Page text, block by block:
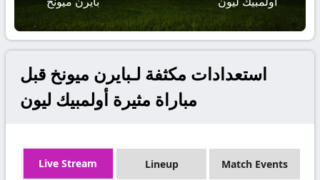
استعدادات مكثفة لـبايرن ميونخ قبل
مباراة مثيرة أولمبيك ليون
Live Stream Lineup Match Events